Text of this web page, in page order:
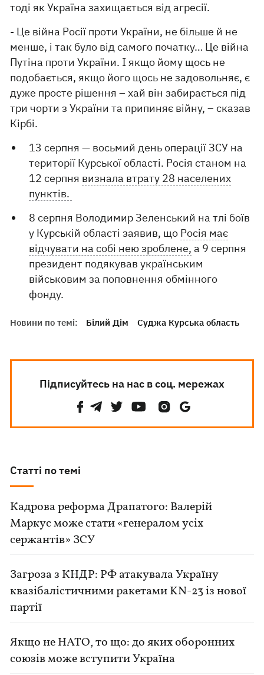
тоді як Україна захищається від агресії.
- Це війна Росії проти України, не більше й не
менше, і так було від самого початку… Це війна
Путіна проти України. І якщо йому щось не
подобається, якщо його щось не задовольняє, є
дуже просте рішення – хай він забирається під
три чорти з України та припиняє війну, – сказав
Кірбі.
13 серпня — восьмий день операції ЗСУ на
території Курської області. Росія станом на
12 серпня визнала втрату 28 населених
пунктів.
8 серпня Володимир Зеленський на тлі боїв
у Курській області заявив, що Росія має
відчувати на собі нею зроблене, а 9 серпня
президент подякував українським
військовим за поповнення обмінного
фонду.
Новини по темі: Білий Дім Суджа Курська область
Підписуйтесь на нас в соц. мережах
Статті по темі
Кадрова реформа Драпатого: Валерій
Маркус може стати «генералом усіх
сержантів» ЗСУ
Загроза з КНДР: РФ атакувала Україну
квазібалістичними ракетами KN-23 із нової
партії
Якщо не НАТО, то що: до яких оборонних
союзів може вступити Україна